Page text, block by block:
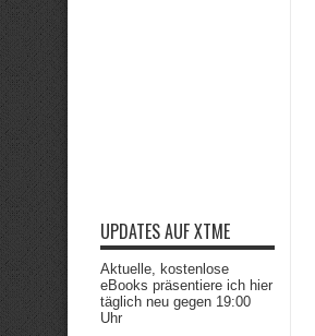
UPDATES AUF XTME
Aktuelle, kostenlose
eBooks präsentiere ich hier
täglich neu gegen 19:00
Uhr